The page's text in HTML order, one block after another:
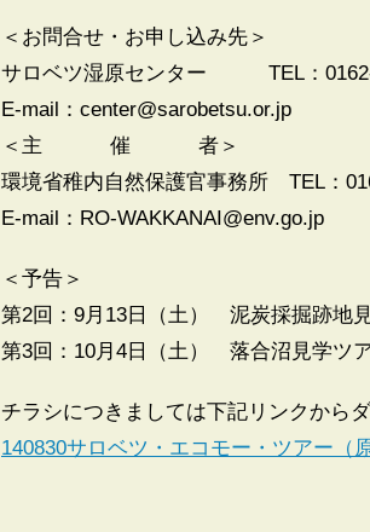
＜お問合せ・お申し込み先＞
サロベツ湿原センター TEL：
E-mail：center@sarobetsu.or.jp
＜主 催 者＞
環境省稚内自然保護官事務所 TEL：
E-mail：RO-WAKKANAI@env.go.jp
＜予告＞
第2回：9月13日（土） 泥炭採掘跡地
第3回：10月4日（土） 落合沼見学ツ
チラシにつきましては下記リンクから
140830サロベツ・エコモー・ツアー（